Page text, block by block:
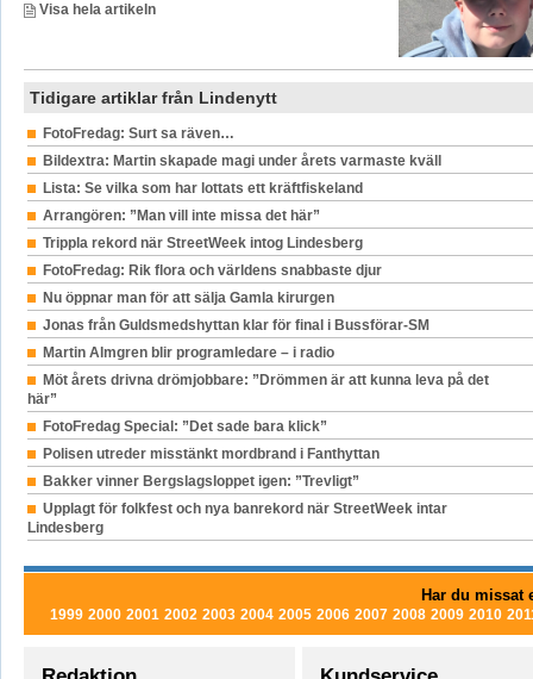
Visa hela artikeln
Tidigare artiklar från Lindenytt
FotoFredag: Surt sa räven…
Bildextra: Martin skapade magi under årets varmaste kväll
Lista: Se vilka som har lottats ett kräftfiskeland
Arrangören: ”Man vill inte missa det här”
Trippla rekord när StreetWeek intog Lindesberg
FotoFredag: Rik flora och världens snabbaste djur
Nu öppnar man för att sälja Gamla kirurgen
Jonas från Guldsmedshyttan klar för final i Bussförar-SM
Martin Almgren blir programledare – i radio
Möt årets drivna drömjobbare: ”Drömmen är att kunna leva på det
här”
FotoFredag Special: ”Det sade bara klick”
Polisen utreder misstänkt mordbrand i Fanthyttan
Bakker vinner Bergslagsloppet igen: ”Trevligt”
Upplagt för folkfest och nya banrekord när StreetWeek intar
Lindesberg
Har du missat
1999 2000 2001 2002 2003 2004 2005 2006 2007 2008 2009 2010